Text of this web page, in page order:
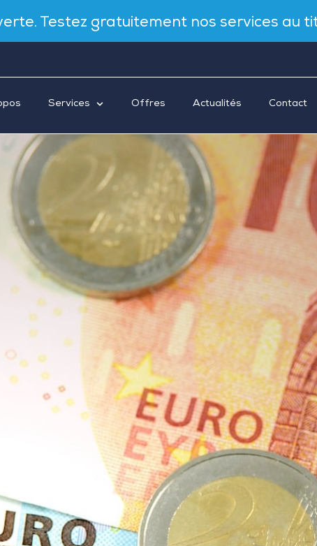
Testez gratuitement nos services au
Services Offres Actualités Contact